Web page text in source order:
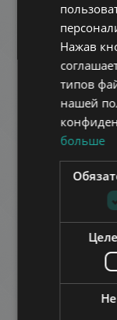
PAULAY LUXURY
Арендная
Район 6 • 3
Нажав
типов
нашей
больше